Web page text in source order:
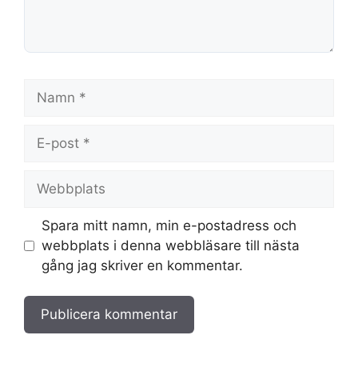
post
Spara mitt namn, min e-postadress och
webbplats i denna webbläsare till nästa
gång jag skriver en kommentar.